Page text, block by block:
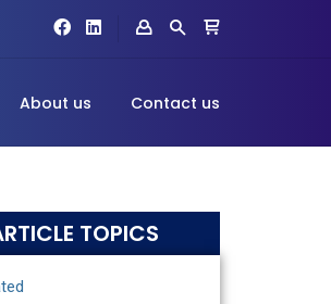
About us Contact us
TOPICS